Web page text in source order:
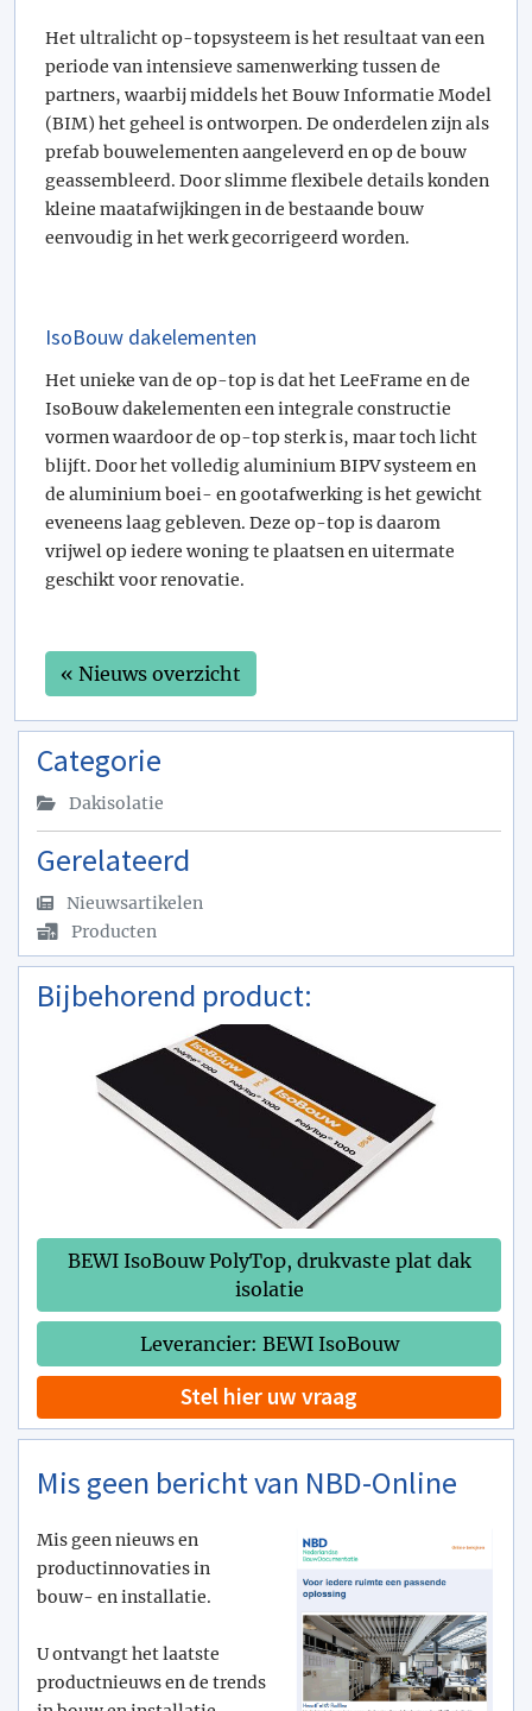
Het ultralicht op-topsysteem is het resultaat van een
periode van intensieve samenwerking tussen de
partners, waarbij middels het Bouw Informatie Model
(BIM) het geheel is ontworpen. De onderdelen zijn als
prefab bouwelementen aangeleverd en op de bouw
geassembleerd. Door slimme flexibele details konden
kleine maatafwijkingen in de bestaande bouw
eenvoudig in het werk gecorrigeerd worden.
IsoBouw dakelementen
Het unieke van de op-top is dat het LeeFrame en de
IsoBouw dakelementen een integrale constructie
vormen waardoor de op-top sterk is, maar toch licht
blijft. Door het volledig aluminium BIPV systeem en
de aluminium boei- en gootafwerking is het gewicht
eveneens laag gebleven. Deze op-top is daarom
vrijwel op iedere woning te plaatsen en uitermate
geschikt voor renovatie.
« Nieuws overzicht
Categorie
Dakisolatie
Gerelateerd
Nieuwsartikelen
Producten
Bijbehorend product:
BEWI IsoBouw PolyTop, drukvaste plat dak
isolatie
Leverancier: BEWI IsoBouw
Stel hier uw vraag
Mis geen bericht van NBD-Online
Mis geen nieuws en
productinnovaties in
bouw- en installatie.
U ontvangt het laatste
productnieuws en de trends